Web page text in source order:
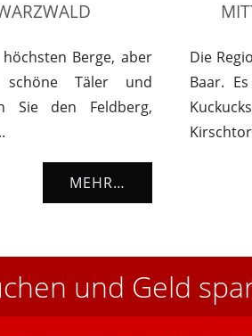
Berge, aber
schöne Täler und
Sie den Feldberg,
MEHR…
Die
Baar.
und Geld